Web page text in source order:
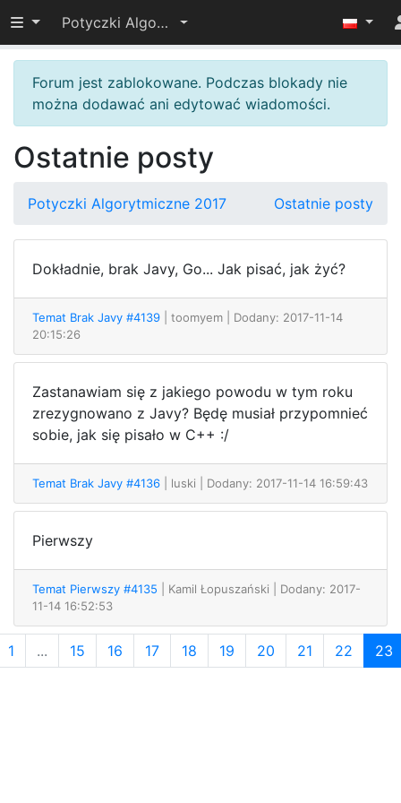
Przełącz widoczność menu
Potyczki Algorytmiczne 2017
Forum jest zablokowane. Podczas blokady nie
można dodawać ani edytować wiadomości.
Ostatnie posty
Potyczki Algorytmiczne 2017 Ostatnie posty
Dokładnie, brak Javy, Go... Jak pisać, jak żyć?
Temat Brak Javy #4139 | toomyem
| Dodany: 2017-11-14
20:15:26
Zastanawiam się z jakiego powodu w tym roku
zrezygnowano z Javy? Będę musiał przypomnieć
sobie, jak się pisało w C++ :/
Temat Brak Javy #4136 | luski | Dodany: 2017-11-14 16:59:43
Pierwszy
Temat Pierwszy #4135 | Kamil Łopuszański
| Dodany: 2017-
11-14 16:52:53
1 ... 15 16 17 18 19 20 21 22 23